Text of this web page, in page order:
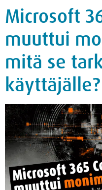
Microsoft
muuttui
mitä se
käyttäjälle?